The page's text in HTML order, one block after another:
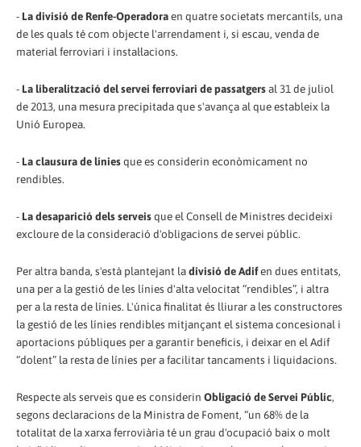
- La divisió de Renfe-Operadoraen quatre societats mercantils, una
de les quals té com objecte l'arrendament i, si escau, venda de
material ferroviari i instal·lacions.
- La liberalització del servei ferroviari de passatgersal 31 de juliol
de 2013, una mesura precipitada que s'avança al que estableix la
Unió Europea.
- La clausura de líniesque es considerin econòmicament no
rendibles.
- La desaparició dels serveisque el Consell de Ministres decideixi
excloure de la consideració d'obligacions de servei públic.
Per altra banda, s'està plantejant ladivisió de Adifen dues entitats,
una per a la gestió de les línies d'alta velocitat “rendibles”, i altra
per a la resta de línies. L'única finalitat és lliurar a les constructores
la gestió de les línies rendibles mitjançant el sistema concesional i
aportacions públiques per a garantir beneficis, i deixar en el Adif
“dolent” la resta de línies per a facilitar tancaments i liquidacions.
Respecte als serveis que es considerin Obligació de Servei Públic,
segons declaracions de la Ministra de Foment, “un 68% de la
totalitat de la xarxa ferroviària té un grau d'ocupació baix o molt